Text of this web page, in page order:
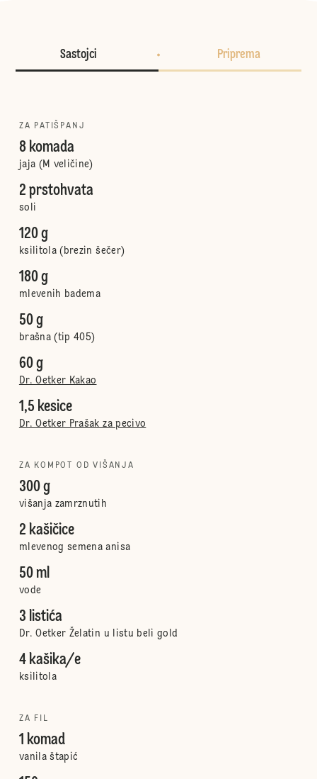
Sastojci Priprema
ZA PATIŠPANJ
8 komada
jaja (M veličine)
2 prstohvata
soli
120 g
ksilitola (brezin šečer)
180 g
mlevenih badema
50 g
brašna (tip 405)
60 g
Dr. Oetker Kakao
1,5 kesice
Dr. Oetker Prašak za pecivo
ZA KOMPOT OD VIŠANJA
300 g
višanja zamrznutih
2 kašičice
mlevenog semena anisa
50 ml
vode
3 listića
Dr. Oetker Želatin u listu beli gold
4 kašika/e
ksilitola
ZA FIL
1 komad
vanila štapić